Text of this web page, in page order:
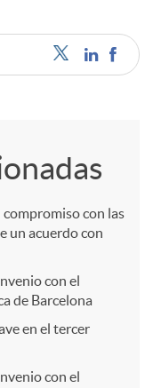
con las
un acuerdo con
con el
de Barcelona
en el tercer
con el